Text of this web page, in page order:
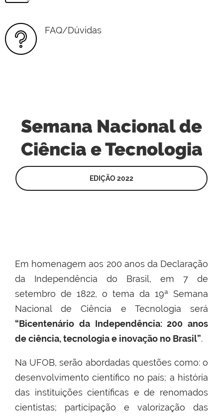
FAQ/Dúvidas
Semana Nacional de
Ciência e Tecnologia
EDIÇÃO 2022
Em homenagem aos 200 anos da Declaração
da Independência do Brasil, em 7 de
setembro de 1822, o tema da 19ª Semana
Nacional de Ciência e Tecnologia será
“Bicentenário da Independência: 200 anos
de ciência, tecnologia e inovação no Brasil”.
Na UFOB, serão abordadas questões como: o
desenvolvimento científico no país; a história
das instituições científicas e de renomados
cientistas; participação e valorização das